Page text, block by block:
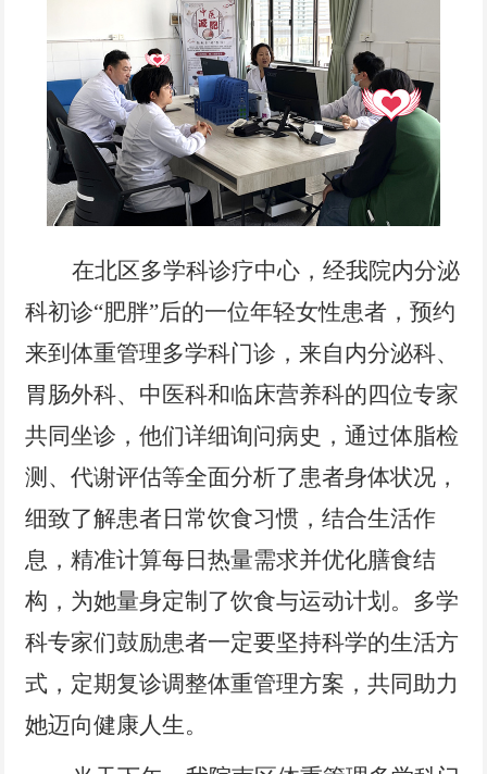
在北区多学科诊疗中心，经我院内分泌
科初诊“肥胖”后的一位年轻女性患者，预约
来到体重管理多学科门诊，来自内分泌科、
胃肠外科、中医科和临床营养科的四位专家
共同坐诊，他们详细询问病史，通过体脂检
测、代谢评估等全面分析了患者身体状况，
细致了解患者日常饮食习惯，结合生活作
息，精准计算每日热量需求并优化膳食结
构，为她量身定制了饮食与运动计划。多学
科专家们鼓励患者一定要坚持科学的生活方
式，定期复诊调整体重管理方案，共同助力
她迈向健康人生。